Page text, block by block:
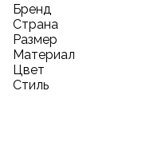
Бренд
Страна
Размер
Материал
Цвет
Стиль